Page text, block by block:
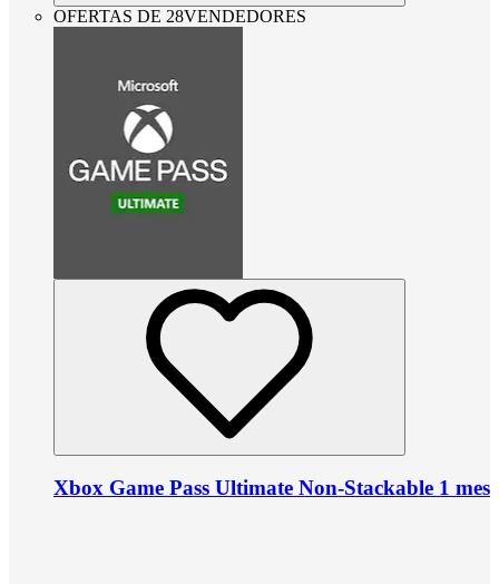
OFERTAS DE 28VENDEDORES
Xbox Game Pass Ultimate Non-Stackable 1 mes